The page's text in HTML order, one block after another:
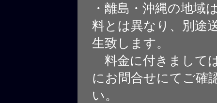
・離島・沖縄の地域
料とは異なり、別途
生致します。
料金に付きまして
にお問合せにてご確
い。